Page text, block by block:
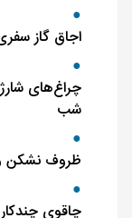
اجاق گاز
چراغ‌های
شب
ظروف نشکن
چاقوی